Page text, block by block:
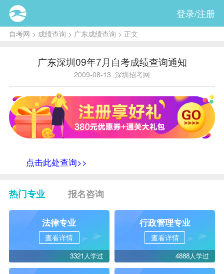
登录/注册
自考网 > 成绩查询 > 广东成绩查询 > 正文
广东深圳09年7月自考成绩查询通知
2009-08-13 深圳招考网
点击此处查询>>
热门专业 报名咨询
法律专业
查看详情
3321人学过
行政管理专业
查看详情
4888人学过